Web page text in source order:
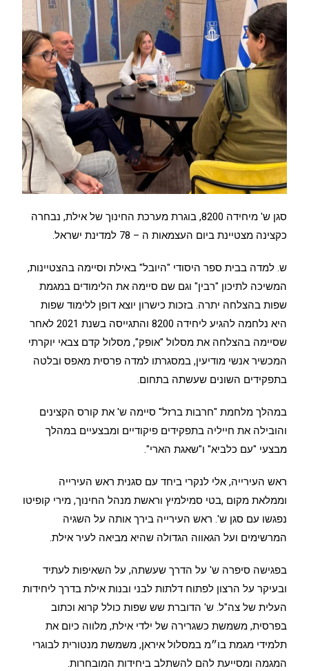
סגן ש' מיחידה 8200, בוגרת מערכת החינוך של אילת, נבחרה
כקצינה מצטיינת ביום העצמאות ה – 78 למדינת ישראל.
ש. למדה בבית ספר היסודי "היובל" באילת וסיימה בהצטיינות,
המשיכה לתיכון "רבין" וגם שם סיימה את הלימודים במגמת
שפות בהצלחה יתרה. בזכות כישרון יוצא דופן ללימוד שפות
היא נלחמה להגיע ליחידה 8200 והתגייסה בשנת 2021 לאחר
שסיימה בהצלחה את מסלול "אופק", מסלול קדם צבאי יוקרתי
המכשיר אנשי מודיעין, במסגרתו למדה פרסית מאפס ובלטה
בתפקידים השונים שעשתה בתחום.
במהלך מלחמת "חרבות ברזל" סיימה ש' את קורס הקצינים
והובילה את חייליה בתפקידים פיקודיים ומבצעיים במהלך
מבצעי "עם כלביא" ו"שאגת הארי".
ראש העירייה, אלי לנקרי ביחד עם סגנית ראש העירייה
וממלאת מקום ,בטי סמילמיץ וראשת מנהל החינוך, מירי קופיטו
נפגשו עם סגן ש'. ראש העירייה בירך אותה על השגיה
המרשימים ועל הגאווה הגדולה שהיא מביאה לעיר אילת.
בפגישה סיפרה ש' על הדרך שעשתה, על השאיפות לעתיד
ובעיקר על הרצון לפתוח דלתות לבני ובנות אילת בדרך ליחידות
העלית של צה"ל. ש' הדוברת שש שפות כולל קרוא וכתוב
בפרסית, משמשת כשגרירה של ילדי אילת, מלווה כיום את
תלמידי מגמת בו״מ במסלול איראן, משמשת מנטורית לבוגרי
המגמה ומסייעת להם להשתלב ביחידות המובחרות.